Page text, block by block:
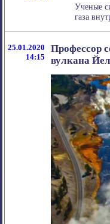
Ученые
газа
25.01.2020
14:15
Профессор
вулкана